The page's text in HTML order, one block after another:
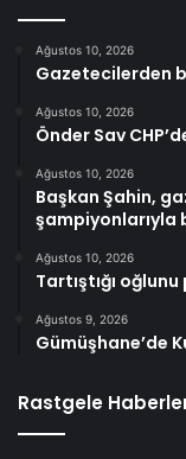
Ağustos 10, 2026
Gazetecilerden
Ağustos 10, 2026
Önder Sav
Ağustos 10, 2026
Başkan Şahin,
şampiyonlarıyla
Ağustos 10, 2026
Tartıştığı
Ağustos 9, 2026
Gümüşhane’de
Rastgele